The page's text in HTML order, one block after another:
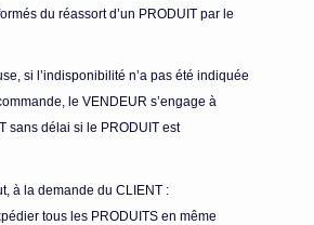
du réassort d’un PRODUIT par le
si l’indisponibilité n’a pas été indiquée
le VENDEUR s’engage à
sans délai si le PRODUIT est
à la demande du CLIENT :
tous les PRODUITS en même